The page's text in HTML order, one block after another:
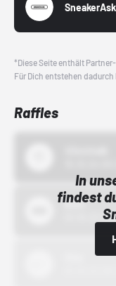
SneakerAsk
*Diese Seite enthält
Für Dich entstehen
Raffles
In
findest
Bstn
01.10.22